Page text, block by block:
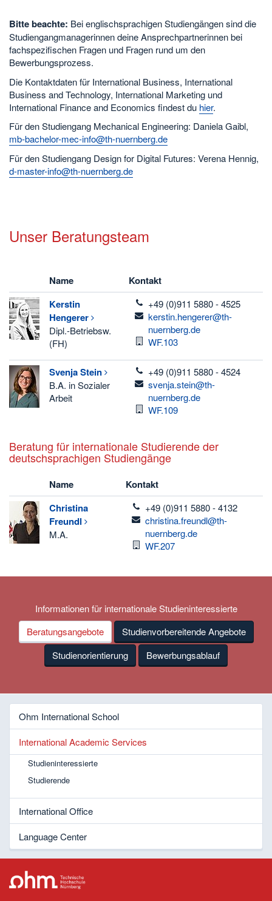
Bitte beachte: Bei englischsprachigen Studiengängen sind die
Studiengangmanagerinnen deine Ansprechpartnerinnen bei
fachspezifischen Fragen und Fragen rund um den
Bewerbungsprozess.
Die Kontaktdaten für International Business, International
Business and Technology, International Marketing und
International Finance and Economics findest du hier.
Für den Studiengang Mechanical Engineering: Daniela Gaibl,
mb-bachelor-mec-info@th-nuernberg.de
Für den Studiengang Design for Digital Futures: Verena Hennig,
d-master-info@th-nuernberg.de
Unser Beratungsteam
Name
Kontakt
Kerstin
Hengerer
Dipl.-Betriebsw.
(FH)
telefon
+49 (0)911 5880 - 4525
email
kerstin.hengerer@th-
nuernberg.de
Raum
WF.103
SvenjaStein
B.A. in Sozialer
Arbeit
telefon
+49 (0)911 5880 - 4524
email
svenja.stein@th-
nuernberg.de
Raum
WF.109
Beratung für internationale Studierende der
deutschsprachigen Studiengänge
Name
Kontakt
Christina
Freundl
M.A.
telefon
+49 (0)911 5880 - 4132
email
christina.freundl@th-
nuernberg.de
Raum
WF.207
Informationen für internationale Studieninteressierte
Beratungsangebote
Studienvorbereitende Angebote
Studienorientierung
Bewerbungsablauf
Ohm International School
International Academic Services
Studieninteressierte
Studierende
International Office
Language Center